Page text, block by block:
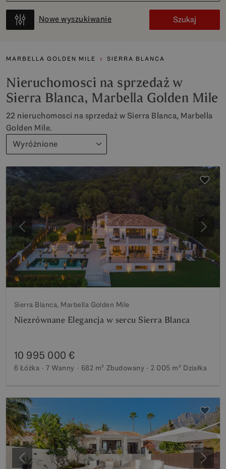
Nowe wyszukiwanie Szukaj
MARBELLA GOLDEN MILE SIERRA BLANCA
Nieruchomosci na sprzedaż w
Sierra Blanca, Marbella Golden Mile
22 nieruchomosci na sprzedaż w Sierra Blanca, Marbella
Golden Mile.
Wyróżnione
Poprzedni
Sierra Blanca, Marbella Golden Mile
Niezrównane Elegancja w sercu Sierra Blanca
10 995 000 €
6 Łóżka 7 Wanny 682 m² Zbudowany 2 005 m² Działka
Poprzedni